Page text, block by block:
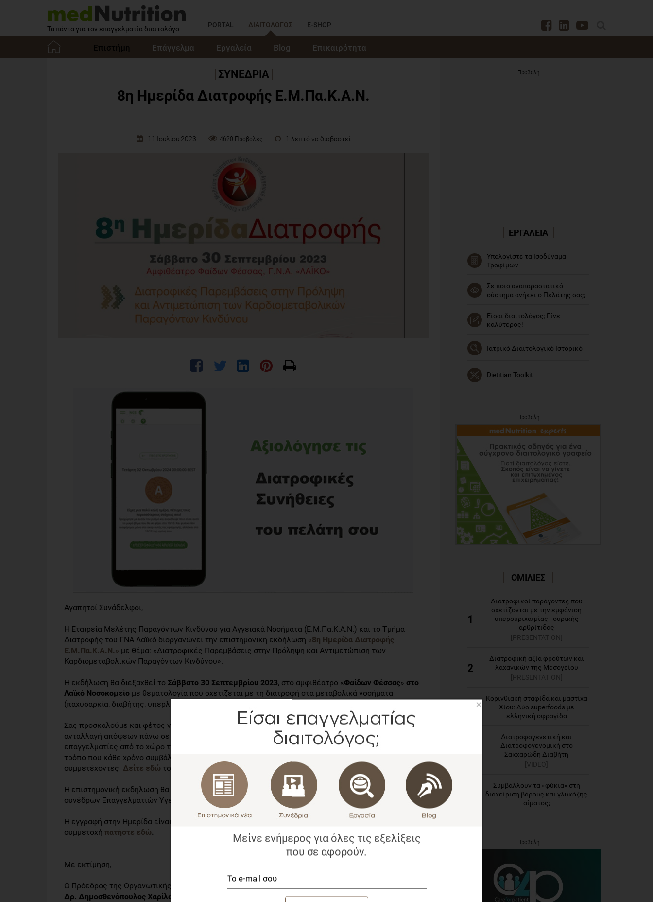
Τα πάντα για τον επαγγελματία διαιτολόγο PORTAL ΔΙΑΙΤΟΛΟΓΟΣ E-SHOP
Επιστήμη Επάγγελμα Εργαλεία Blog Επικαιρότητα
ΣΥΝΕΔΡΙΑ
8η Ημερίδα Διατροφής Ε.Μ.Πα.Κ.Α.Ν.
11 Ιουλίου 2023 4620 Προβολές 1 λεπτό να διαβαστεί
Αγαπητοί Συνάδελφοι,
Η Εταιρεία Μελέτης Παραγόντων Κινδύνου για Αγγειακά Νοσήματα (Ε.Μ.Πα.Κ.Α.Ν.) και το Τμήμα
Διατροφής του ΓΝΑ Λαϊκό διοργανώνει την επιστημονική εκδήλωση «8η Ημερίδα Διατροφής
Ε.Μ.Πα.Κ.Α.Ν.» με θέμα: «Διατροφικές Παρεμβάσεις στην Πρόληψη και Αντιμετώπιση των
Καρδιομεταβολικών Παραγόντων Κινδύνου».
Η εκδήλωση θα διεξαχθεί το Σάββατο 30 Σεπτεμβρίου 2023, στο αμφιθέατρο «Φαίδων Φέσσας» στο
Λαϊκό Νοσοκομείο με θεματολογία που σχετίζεται με τη διατροφή στα μεταβολικά νοσήματα
(παχυσαρκία, διαβήτης, υπερλιπιδαιμία), αλλά και την άσκηση, την ψυχολογία και τη βιωσιμότητα.
Σας προσκαλούμε και φέτος να παρακολουθήσετε μια ενδιαφέρουσα επιστημονική συνάντηση με
ανταλλαγή απόψεων πάνω σε θέματα διατροφής και καρδιαγγειακού κινδύνου, που απευθύνεται σε
επαγγελματίες από το χώρο της υγείας και της διατροφής, με ένα πολύ ζωντανό και διαδραστικό
τρόπο που κάθε χρόνο συμβάλει στη μεγάλη της επιτυχία και αποδοχή από τους
συμμετέχοντες. Δείτε εδώ το επιστημονικό πρόγραμμα της Ημερίδας.
Η επιστημονική εκδήλωση θα πραγματοποιηθεί ΔΙΑ ΖΩΣΗΣ
, με τη φυσική και ενεργή συμμετοχή των
συνέδρων Επαγγελματιών Υγείας.
Η εγγραφή στην Ημερίδα είναι δωρεάν ( θα τηρηθεί σειρά προτεραιότητας
). Για να δηλώσετε
συμμετοχή πατήστε εδώ.
Με εκτίμηση,
Ο Πρόεδρος της Οργανωτικής Επιτροπής
Δρ. Δημοσθενόπουλος Χαρίλαος
Προβολή
ΕΡΓΑΛΕΙΑ
Υπολογίστε τα Ισοδύναμα
Τροφίμων
Σε ποιο αναπαραστατικό
σύστημα ανήκει ο Πελάτης σας;
Είσαι διαιτολόγος; Γίνε
καλύτερος!
Ιατρικό Διαιτολογικό Ιστορικό
Dietitian Toolkit
ΟΜΙΛΙΕΣ
1
Διατροφικοί παράγοντες που
σχετίζονται με την εμφάνιση
υπερουριχαιμίας - ουρικής
αρθρίτιδας
[PRESENTATION]
2
Διατροφική αξία φρούτων και
λαχανικών της Μεσογείου
[PRESENTATION]
Κορινθιακή σταφίδα και μαστίχα
Χίου: Δύο superfoods με
ελληνική σφραγίδα
Διατροφογενετική και
Διατροφογενομική στο
Σακχαρώδη Διαβήτη
[VIDEO]
Συμβάλλουν τα «φύκια» στη
διαχείριση βάρους και γλυκόζης
αίματος;
Προβολή
Προβολή
×
Μείνε ενήμερος για όλες τις εξελίξεις
που σε αφορούν.